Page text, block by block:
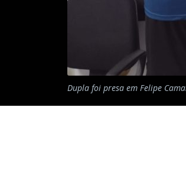
Dupla foi presa em Felipe